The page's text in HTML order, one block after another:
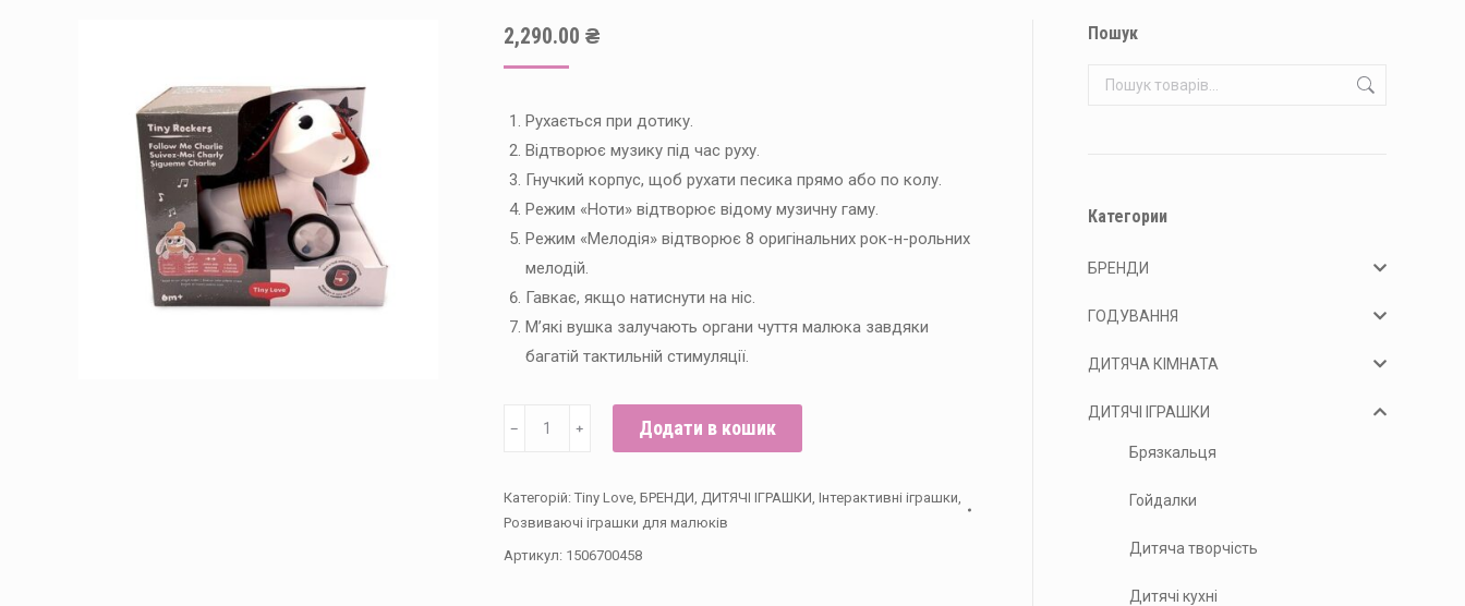
2,290.00 ₴
Рухається при дотику.
Відтворює музику під час руху.
Гнучкий корпус, щоб рухати песика прямо або по колу.
Режим «Ноти» відтворює відому музичну гаму.
Режим «Мелодія» відтворює 8 оригінальних рок-н-рольних
мелодій.
Гавкає, якщо натиснути на ніс.
М’які вушка залучають органи чуття малюка завдяки
багатій тактильній стимуляції.
Іграшка-
Чарлі
﹣ ﹢ Додати в кошик
Категорій: Tiny Love, БРЕНДИ, ДИТЯЧІ ІГРАШКИ, Інтерактивні іграшки,
Розвиваючі іграшки для малюків
Артикул: 1506700458
Пошук
Категории
БРЕНДИ
ГОДУВАННЯ
ДИТЯЧА КІМНАТА
ДИТЯЧІ ІГРАШКИ
Брязкальця
Гойдалки
Дитяча творчість
Дитячі кухні